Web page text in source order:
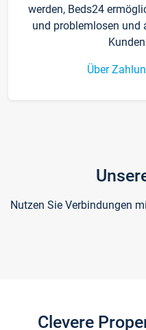
werden, Beds24
und problemlosen und
Über
Nutzen Sie Verbindungen
Clevere